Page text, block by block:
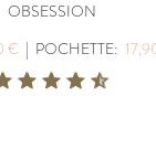
OBSESSION
€ | POCHETTE: